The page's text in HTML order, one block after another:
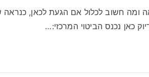
ומה חשוב לכלול אם הגעת לכאן,
כאן נכנס הביטוי המרכזי:…